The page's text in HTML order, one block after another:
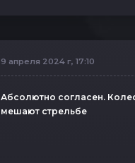
9 апреля 2024 г, 17:10
Абсолютно согласен.
мешают стрельбе